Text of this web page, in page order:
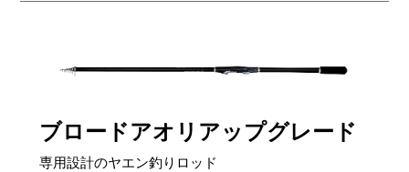
ブロードアオリアップグレード
専用設計のヤエン釣りロッド